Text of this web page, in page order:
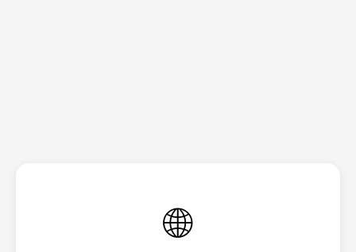
🌐